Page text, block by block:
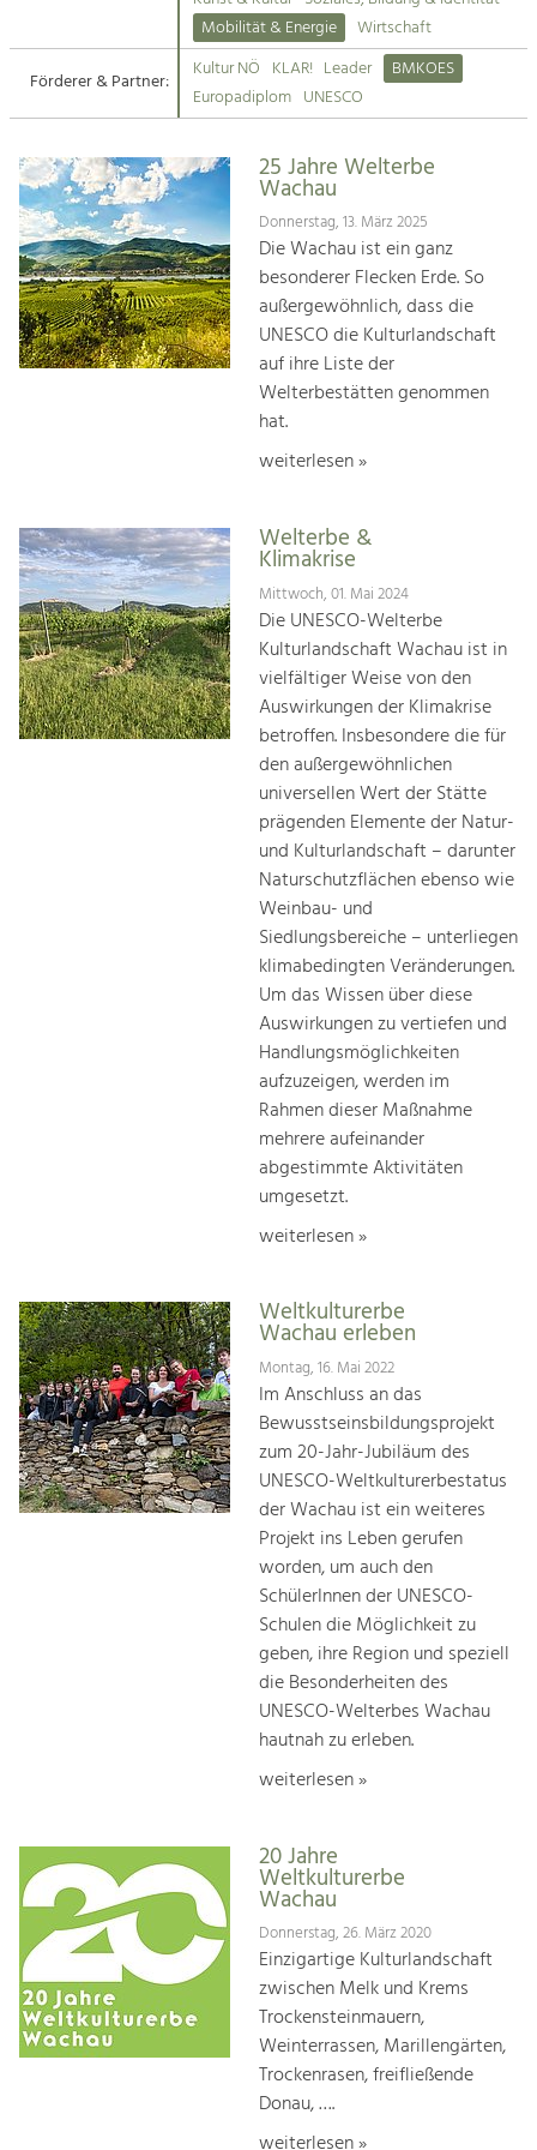
Suche
Impressum
Kontakt
Tourismus
Angebotsentwicklung und
Kunst & Kultur
Handwerk, Wissenschaft und Forschung.
Soziales, Bildung &
Identität
Gleichberechtigung, Jugend und
Integration
Mobilität & Energie
Klimawandel, öffentlicher Verkehr und
Mobilität & Energie
Wirtschaft
Förderer & Partner:
Kultur NÖ KLAR! Leader
BMKOES
Europadiplom UNESCO
25 Jahre Welterbe
Wachau
Donnerstag, 13. März 2025
Die Wachau ist ein ganz
besonderer Flecken Erde. So
außergewöhnlich, dass die
UNESCO die Kulturlandschaft
auf ihre Liste der
Welterbestätten genommen
hat.
weiterlesen »
Welterbe &
Klimakrise
Mittwoch, 01. Mai 2024
Die UNESCO-Welterbe
Kulturlandschaft Wachau ist in
vielfältiger Weise von den
Auswirkungen der Klimakrise
betroffen. Insbesondere die für
den außergewöhnlichen
universellen Wert der Stätte
prägenden Elemente der Natur-
und Kulturlandschaft – darunter
Naturschutzflächen ebenso wie
Weinbau- und
Siedlungsbereiche – unterliegen
klimabedingten Veränderungen.
Um das Wissen über diese
Auswirkungen zu vertiefen und
Handlungsmöglichkeiten
aufzuzeigen, werden im
Rahmen dieser Maßnahme
mehrere aufeinander
abgestimmte Aktivitäten
umgesetzt.
weiterlesen »
Weltkulturerbe
Wachau erleben
Montag, 16. Mai 2022
Im Anschluss an das
Bewusstseinsbildungsprojekt
zum 20-Jahr-Jubiläum des
UNESCO-Weltkulturerbestatus
der Wachau ist ein weiteres
Projekt ins Leben gerufen
worden, um auch den
SchülerInnen der UNESCO-
Schulen die Möglichkeit zu
geben, ihre Region und speziell
die Besonderheiten des
UNESCO-Welterbes Wachau
hautnah zu erleben.
weiterlesen »
20 Jahre
Weltkulturerbe
Wachau
Donnerstag, 26. März 2020
Einzigartige Kulturlandschaft
zwischen Melk und Krems
Trockensteinmauern,
Weinterrassen, Marillengärten,
Trockenrasen, freifließende
Donau, ….